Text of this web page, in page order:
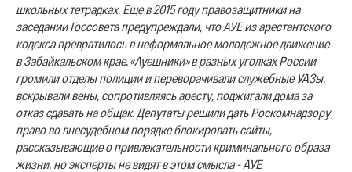
школьных тетрадках. Еще в 2015 году правозащитники на
заседании Госсовета предупреждали, что АУЕ из арестантского
кодекса превратилось в неформальное молодежное движение
в Забайкальском крае. «Ауешники» в разных уголках России
громили отделы полиции и переворачивали служебные УАЗы,
вскрывали вены, сопротивляясь аресту, поджигали дома за
отказ сдавать на общак. Депутаты решили дать Роскомнадзору
право во внесудебном порядке блокировать сайты,
рассказывающие о привлекательности криминального образа
жизни, но эксперты не видят в этом смысла - АУЕ